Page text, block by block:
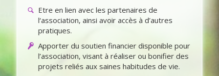
Etre en lien avec les partenaires de
l‘association, ainsi avoir accès à d’autres
pratiques.
Apporter du soutien financier disponible pour
l’association, visant à réaliser ou bonifier des
projets reliés aux saines habitudes de vie.